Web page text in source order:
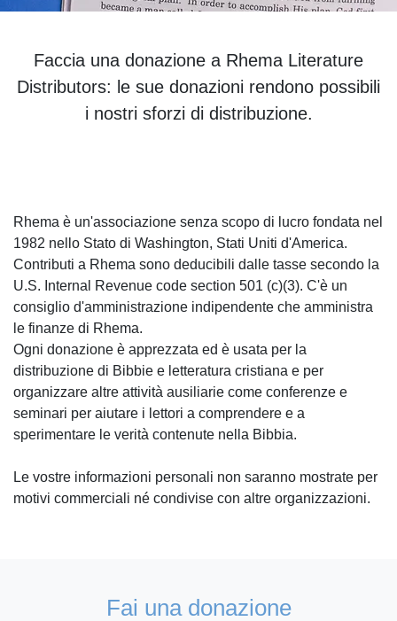
Faccia una donazione a Rhema Literature
Distributors: le sue donazioni rendono possibili
i nostri sforzi di distribuzione.
Rhema è un'associazione senza scopo di lucro fondata nel
1982 nello Stato di Washington, Stati Uniti d'America.
Contributi a Rhema sono deducibili dalle tasse secondo la
U.S. Internal Revenue code section 501 (c)(3). C'è un
consiglio d'amministrazione indipendente che amministra
le finanze di Rhema.
Ogni donazione è apprezzata ed è usata per la
distribuzione di Bibbie e letteratura cristiana e per
organizzare altre attività ausiliarie come conferenze e
seminari per aiutare i lettori a comprendere e a
sperimentare le verità contenute nella Bibbia.
Le vostre informazioni personali non saranno mostrate per
motivi commerciali né condivise con altre organizzazioni.
Fai una donazione